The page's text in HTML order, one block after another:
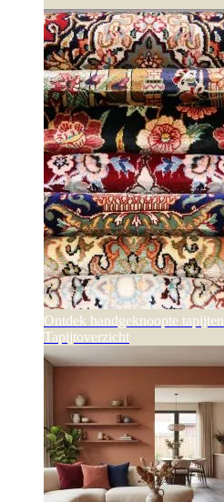
Ontdek handgeknoopte tapijten
Tapijtoverzicht